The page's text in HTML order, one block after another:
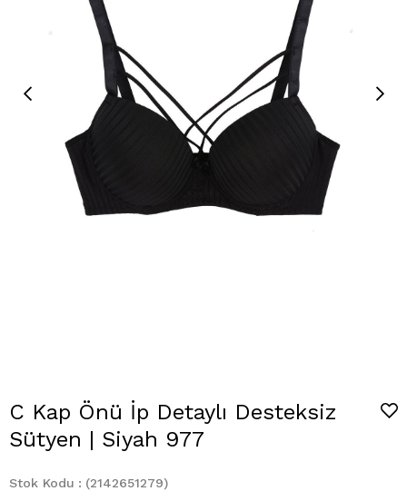
C Kap Önü İp Detaylı Desteksiz
Sütyen | Siyah 977
Stok Kodu
(2142651279)